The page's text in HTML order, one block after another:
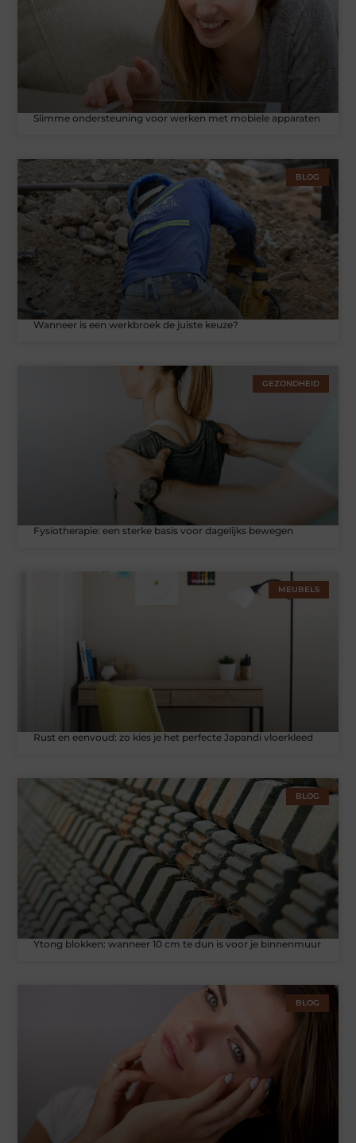
Slimme ondersteuning voor werken met mobiele apparaten
BLOG
Wanneer is een werkbroek de juiste keuze?
GEZONDHEID
Fysiotherapie: een sterke basis voor dagelijks bewegen
MEUBELS
Rust en eenvoud: zo kies je het perfecte Japandi vloerkleed
BLOG
Ytong blokken: wanneer 10 cm te dun is voor je binnenmuur
BLOG